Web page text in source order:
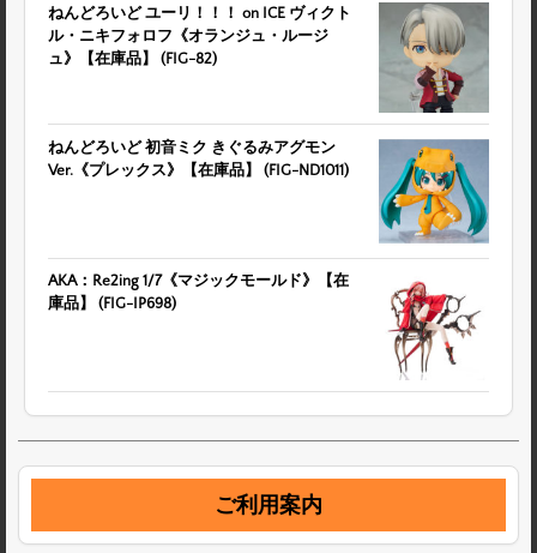
ねんどろいど ユーリ！！！ on ICE ヴィクト
ル・ニキフォロフ《オランジュ・ルージ
ュ》【在庫品】 (FIG-82)
ねんどろいど 初音ミク きぐるみアグモン
Ver.《プレックス》【在庫品】 (FIG-ND1011)
AKA：Re2ing 1/7《マジックモールド》【在
庫品】 (FIG-IP698)
ご利用案内